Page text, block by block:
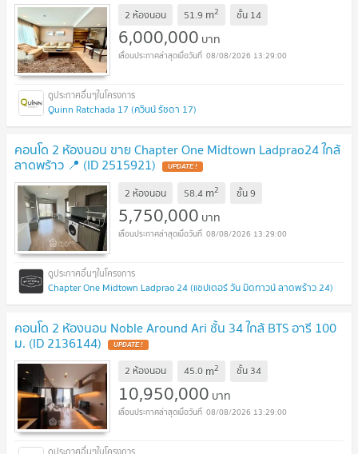
2 ห้องนอน 51.9 m2 ชั้น 14
6,000,000 บาท
08/08/2026 13:29:00
Quinn Ratchada 17 (ควินน์ รัชดา 17)
คอนโด 2 ห้องนอน ขาย Chapter One Midtown Ladprao24 ใกล้
ลาดพร้าว 📍 (ID 2515921) UPDATE !
2 ห้องนอน 58.4 m2 ชั้น9
5,750,000 บาท
08/08/2026 13:29:00
Chapter One Midtown Ladprao 24 (แชปเตอร์ วัน มิดทาวน์ ลาดพร้าว 24)
คอนโด 2 ห้องนอน Noble Around Ari ชั้น 34 ใกล้ BTS อารี 100
ม. (ID 2136144) UPDATE !
2 ห้องนอน 45.0 m2 ชั้น 34
10,950,000 บาท
08/08/2026 13:29:00